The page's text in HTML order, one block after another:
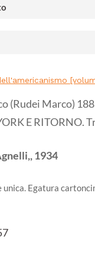
(Rudei Marco)
E RITORNO.
1934
unica. Egatura